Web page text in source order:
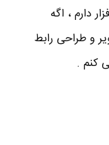
دارم ، اگه
و طراحی رابط
کنم .